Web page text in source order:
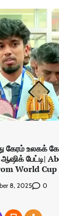
கேரம் உலகக்
பேட்டி|
World
8, 2025 0